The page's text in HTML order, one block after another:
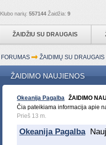
Klubo narių: 557144 Žaidžia: 9
ŽAIDŽIU SU DRAUGAIS
FORUMAS ŽAIDIMŲ SU
ŽAIDIMO NAUJIENOS
Okeanija Pagalba ŽAIDIMO
Čia pateikiama informacija apie
Prieš 13 m.
Okeanija Pagalba